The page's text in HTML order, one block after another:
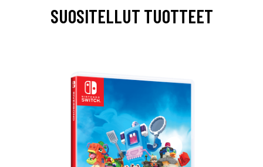
SUOSITELLUT TUOTTEET